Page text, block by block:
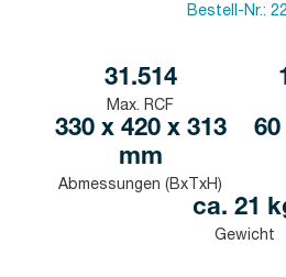
Bestell-Nr.:
31.514
Max. RCF
330 x 420 x 313
mm
Abmessungen (BxTxH)
60
ca. 21
Gewicht